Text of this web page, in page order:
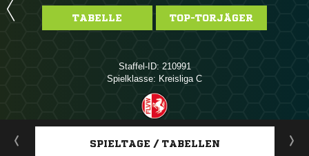
TABELLE TOP-TORJÄGER
Staffel-ID: 210991
Spielklasse: Kreisliga C
ANZEIGE
SPIELTAGE / TABELLEN